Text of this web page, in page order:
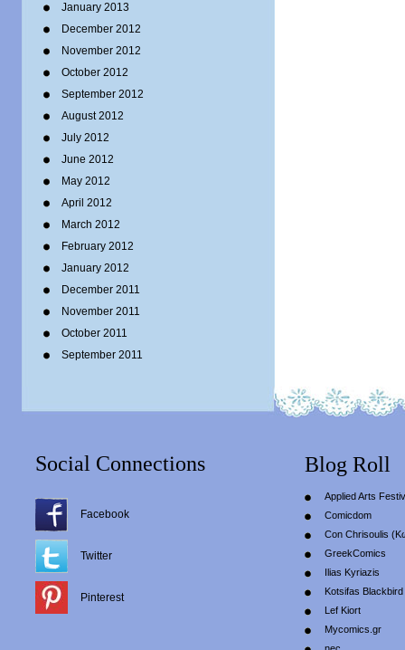
January 2013
December 2012
November 2012
October 2012
September 2012
August 2012
July 2012
June 2012
May 2012
April 2012
March 2012
February 2012
January 2012
December 2011
November 2011
October 2011
September 2011
Social Connections
Facebook
Twitter
Pinterest
Blog Roll
Applied Arts
Comicdom
Con Chrisoulis
GreekComics
Ilias Kyriazis
Kotsifas Blackbird
Lef Kiort
Mycomics.gr